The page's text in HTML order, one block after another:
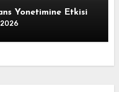
Yonetimine Etkisi